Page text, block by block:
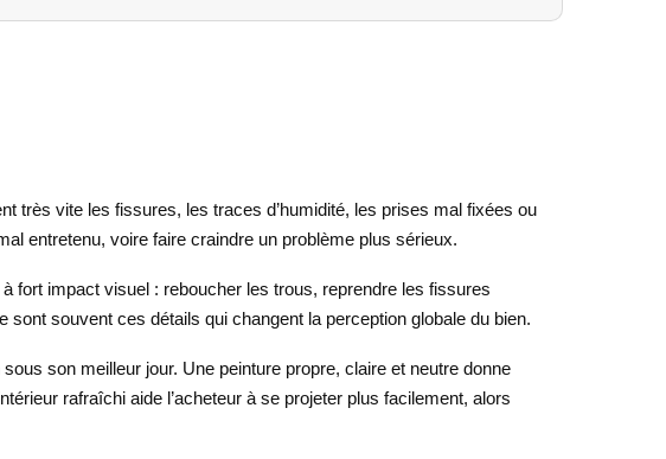
très vite les fissures, les traces d’humidité, les prises mal fixées ou
entretenu, voire faire craindre un problème plus sérieux.
fort impact visuel : reboucher les trous, reprendre les fissures
souvent ces détails qui changent la perception globale du bien.
son meilleur jour. Une peinture propre, claire et neutre donne
rafraîchi aide l’acheteur à se projeter plus facilement, alors